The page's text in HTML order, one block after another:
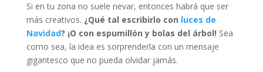
Si en tu zona no suele nevar, entonces habrá que ser
más creativos. ¿Qué tal escribirlo con luces de
Navidad? ¡O con espumillón y bolas del árbol! Sea
como sea, la idea es sorprenderla con un mensaje
gigantesco que no pueda olvidar jamás.